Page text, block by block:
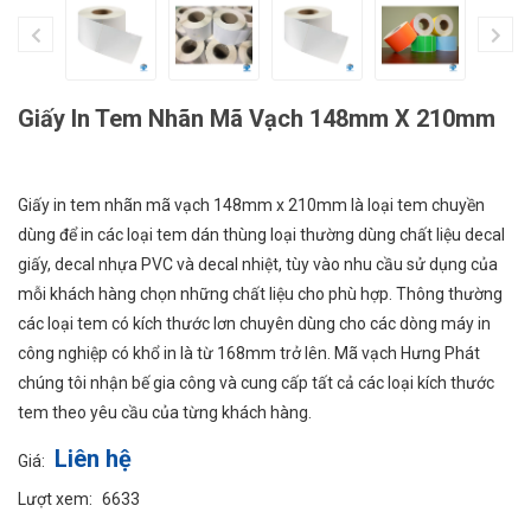
Giấy In Tem Nhãn Mã Vạch 148mm X 210mm
Giấy in tem nhãn mã vạch 148mm x 210mm là loại tem chuyền
dùng để in các loại tem dán thùng loại thường dùng chất liệu decal
giấy, decal nhựa PVC và decal nhiệt, tùy vào nhu cầu sử dụng của
mỗi khách hàng chọn những chất liệu cho phù hợp. Thông thường
các loại tem có kích thước lơn chuyên dùng cho các dòng máy in
công nghiệp có khổ in là từ 168mm trở lên. Mã vạch Hưng Phát
chúng tôi nhận bế gia công và cung cấp tất cả các loại kích thước
tem theo yêu cầu của từng khách hàng.
Giá: Liên hệ
Lượt xem: 6633